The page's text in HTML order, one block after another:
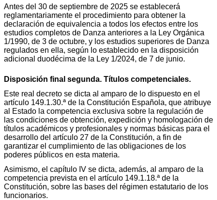
Antes del 30 de septiembre de 2025 se establecerá
reglamentariamente el procedimiento para obtener la
declaración de equivalencia a todos los efectos entre los
estudios completos de Danza anteriores a la Ley Orgánica
1/1990, de 3 de octubre, y los estudios superiores de Danza
regulados en ella, según lo establecido en la disposición
adicional duodécima de la Ley 1/2024, de 7 de junio.
Disposición final segunda. Títulos competenciales.
Este real decreto se dicta al amparo de lo dispuesto en el
artículo 149.1.30.ª de la Constitución Española, que atribuye
al Estado la competencia exclusiva sobre la regulación de
las condiciones de obtención, expedición y homologación de
títulos académicos y profesionales y normas básicas para el
desarrollo del artículo 27 de la Constitución, a fin de
garantizar el cumplimiento de las obligaciones de los
poderes públicos en esta materia.
Asimismo, el capítulo IV se dicta, además, al amparo de la
competencia prevista en el artículo 149.1.18.ª de la
Constitución, sobre las bases del régimen estatutario de los
funcionarios.